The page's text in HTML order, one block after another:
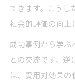
できます。こうし
社会的評価の向上
成功事例から学ぶ
との交流です。
は、費用対効果